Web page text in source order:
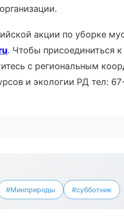
акции по уборке
. Чтобы присоединиться
с региональным
и экологии РД тел:
#Минприроды #субботник